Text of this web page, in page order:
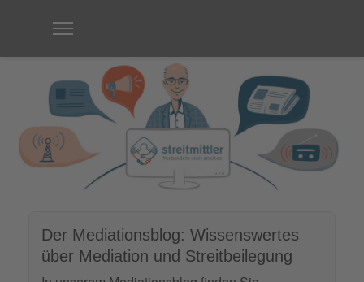
Der Mediationsblog: Wissenswertes
über Mediation und Streitbeilegung